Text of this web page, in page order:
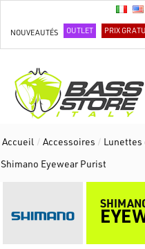
NOUVEAUTÉS OUTLET PRIX
Accueil / Accessoires / Lunettes
Shimano Eyewear Purist